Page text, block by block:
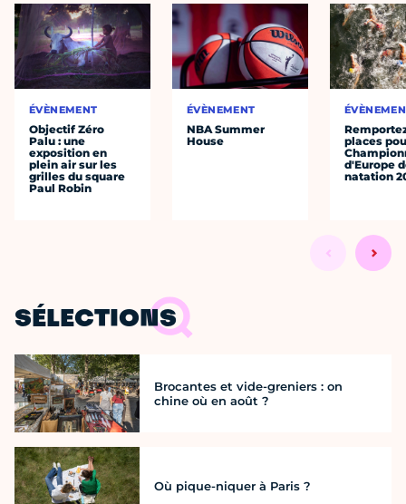
ÉVÈNEMENT
Objectif Zéro
Palu : une
exposition en
plein air sur les
grilles du square
Paul Robin
ÉVÈNEMENT
NBA Summer
House
places
d'Europe
natation
SÉLECTIONS
Brocantes et vide-greniers : on
chine où en août ?
Où pique-niquer à Paris ?